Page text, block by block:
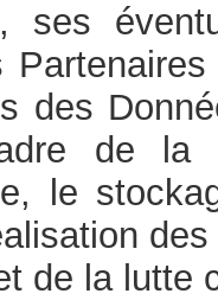
ses
des
de la
le
de la lutte